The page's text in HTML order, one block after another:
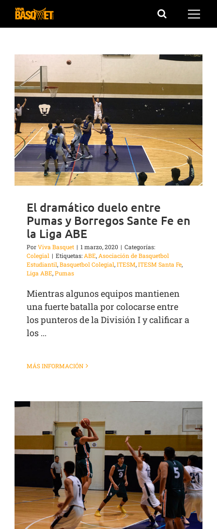
Saltar
El dramático duelo entre
Pumas y Borregos Sante Fe en
la Liga ABE
PorViva Basquet | 1 marzo, 2020 | Categorías:
Colegial | Etiquetas: ABE, Asociación de Basquetbol
Estudiantil,Basquetbol Colegial,ITESM,ITESM Santa Fe,
Liga ABE,Pumas
Mientras algunos equipos mantienen
una fuerte batalla por colocarse entre
los punteros de la División I y calificar a
los ...
MÁS INFORMACIÓN